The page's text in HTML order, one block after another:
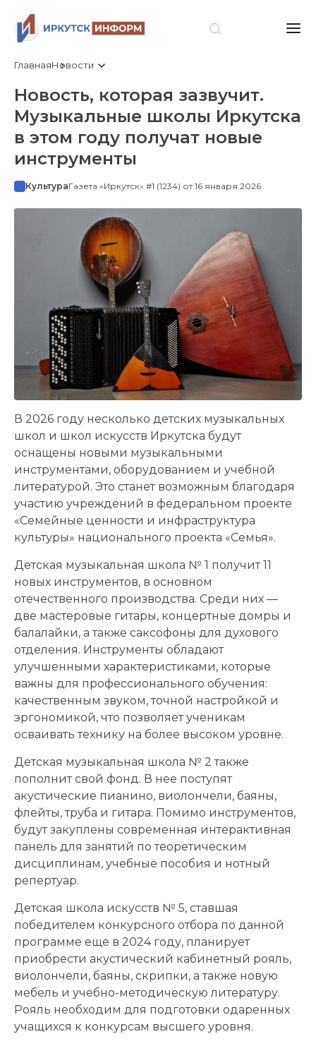
ГлавнаяНовости
Новость, которая зазвучит.
Музыкальные школы Иркутска
в этом году получат новые
инструменты
КультураГазета «Иркутск» #1 (1234) от 16 января 2026
В 2026 году несколько детских музыкальных
школ и школ искусств Иркутска будут
оснащены новыми музыкальными
инструментами, оборудованием и учебной
литературой. Это станет возможным благодаря
участию учреждений в федеральном проекте
«Семейные ценности и инфраструктура
культуры» национального проекта «Семья».
Детская музыкальная школа № 1 получит 11
новых инструментов, в основном
отечественного производства. Среди них —
две мастеровые гитары, концертные домры и
балалайки, а также саксофоны для духового
отделения. Инструменты обладают
улучшенными характеристиками, которые
важны для профессионального обучения:
качественным звуком, точной настройкой и
эргономикой, что позволяет ученикам
осваивать технику на более высоком уровне.
Детская музыкальная школа № 2 также
пополнит свой фонд. В нее поступят
акустические пианино, виолончели, баяны,
флейты, труба и гитара. Помимо инструментов,
будут закуплены современная интерактивная
панель для занятий по теоретическим
дисциплинам, учебные пособия и нотный
репертуар.
Детская школа искусств № 5, ставшая
победителем конкурсного отбора по данной
программе еще в 2024 году, планирует
приобрести акустический кабинетный рояль,
виолончели, баяны, скрипки, а также новую
мебель и учебно-методическую литературу.
Рояль необходим для подготовки одаренных
учащихся к конкурсам высшего уровня.